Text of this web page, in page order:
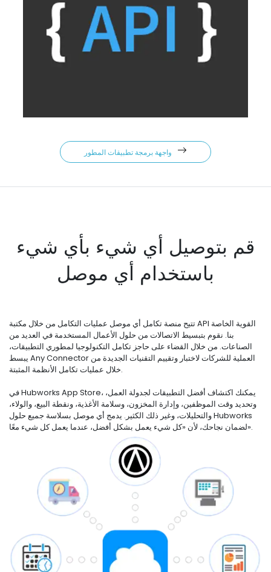
قم بتوصيل أي شيء بأي شيء
باستخدام أي موصل
تتيح منصة تكامل أي موصل عمليات التكامل من خلال مكتبة API القوية الخاصة
بنا. نقوم بتبسيط الاتصالات من حلول الأعمال المستخدمة في العديد من
الصناعات. من خلال القضاء على حاجز تكامل التكنولوجيا لمطوري التطبيقات،
يبسط Any Connector العملية للشركات لاختبار وتقييم التقنيات الجديدة من
خلال عمليات تكامل الأنظمة المثبتة.
في Hubworks App Store، يمكنك اكتشاف أفضل التطبيقات لجدولة العمل،
وتحديد وقت الموظفين، وإدارة المخزون، وسلامة الأغذية، ونقطة البيع، والولاء،
والتحليلات، وغير ذلك الكثير. يدمج أي موصل بسلاسة جميع حلول Hubworks
لضمان نجاحك، لأن «كل شيء يعمل بشكل أفضل، عندما يعمل كل شيء معًا».